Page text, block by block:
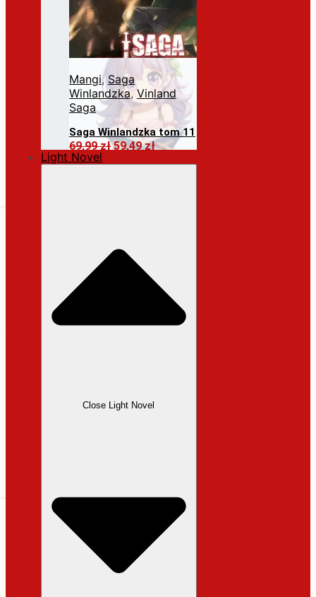
Mangi, Saga
Winlandzka, Vinland
Saga
Saga Winlandzka tom 11
69,99złPierwotna
59,49złAktualna
Dodaj do koszyka
Light Novel
Close Light Novel